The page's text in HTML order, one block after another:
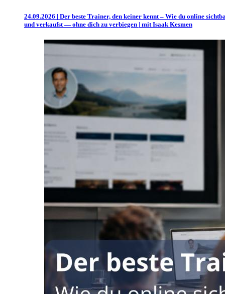
24.09.2026 | Der beste Trainer, den keiner kennt – Wie du online
und verkaufst — ohne dich zu verbiegen | mit Isaak Kesmen